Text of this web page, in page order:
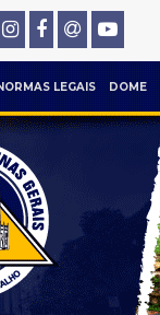
LEGAIS DOME